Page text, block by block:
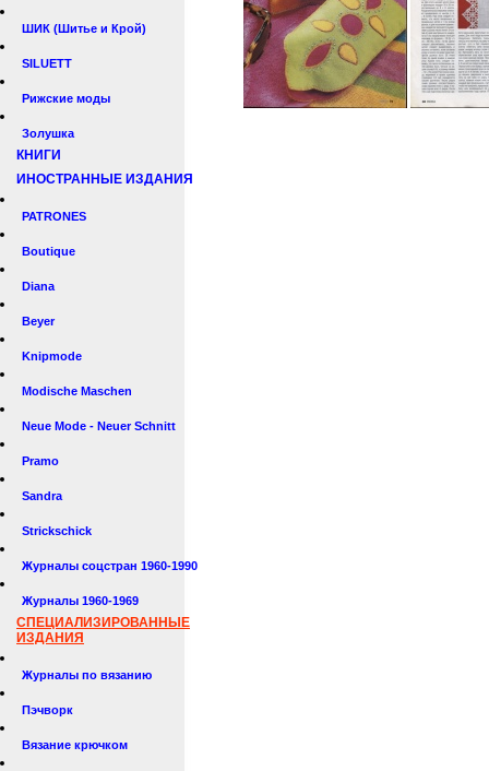
ШИК (Шитье и Крой)
SILUETT
Рижские моды
Золушка
КНИГИ
ИНОСТРАННЫЕ ИЗДАНИЯ
PATRONES
Boutique
Diana
Beyer
Knipmode
Modische Maschen
Neue Mode - Neuer Schnitt
Pramo
Sandra
Strickschick
Журналы соцстран 1960-1990
Журналы 1960-1969
СПЕЦИАЛИЗИРОВАННЫЕ
ИЗДАНИЯ
Журналы по вязанию
Пэчворк
Вязание крючком